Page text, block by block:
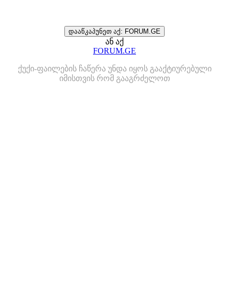
დააწკაპუნეთ აქ: FORUM.GE
ან აქ
FORUM.GE
ქუქი-ფაილების ჩაწერა უნდა იყოს გააქტიურებული
იმისთვის რომ გააგრძელოთ